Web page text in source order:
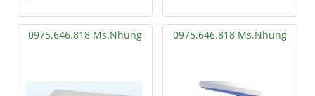
0975.646.818 Ms.Nhung 0975.646.818 Ms.Nhung